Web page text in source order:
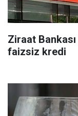
Ziraat
faizsiz kredi